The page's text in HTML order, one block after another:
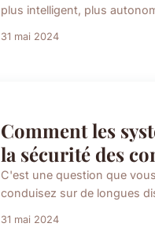
plus intelligent, plus
31 mai 2024
Comment les
la sécurité des
C'est une question que
conduisez sur de longues
31 mai 2024